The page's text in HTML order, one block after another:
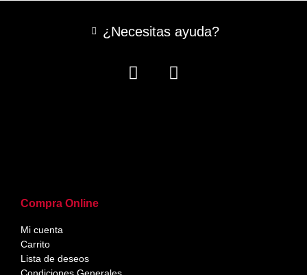
Compra Online
Mi cuenta
Carrito
Lista de deseos
¿Necesitas ayuda?